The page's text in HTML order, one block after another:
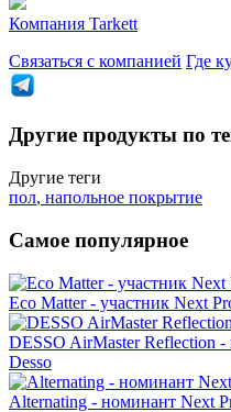
Компания Tarkett
Связаться с компанией Где
Другие продукты по
Другие теги
пол, напольное покрытие
Самое популярное
Eco Matter - участник Next
DESSO AirMaster Reflection
Desso
Alternating - номинант Next